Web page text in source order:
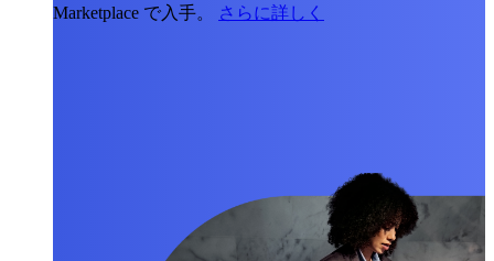
Marketplace で入手。
さらに詳しく